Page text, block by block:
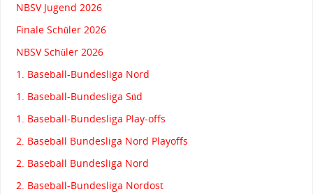
NBSV Jugend 2026
Finale Schüler 2026
NBSV Schüler 2026
1. Baseball-Bundesliga Nord
1. Baseball-Bundesliga Süd
1. Baseball-Bundesliga Play-offs
2. Baseball Bundesliga Nord Playoffs
2. Baseball Bundesliga Nord
2. Baseball-Bundesliga Nordost